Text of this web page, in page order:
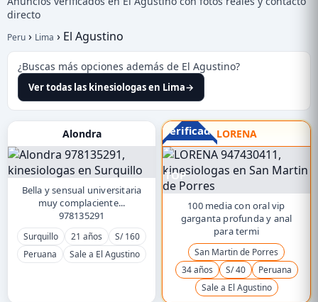
directo
Peru › Lima › El Agustino
¿Buscas más opciones además de El Agustino?
Ver todas las kinesiologas en Lima→
Alondra
Bella y sensual universitaria
muy complaciente...
978135291
Surquillo 21 años
S/ 160
Peruana
Sale a El Agustino
Verificado LORENA
TOP
100 media con oral vip
garganta profunda y anal
para termi
San Martin de Porres
34 años
S/ 40
Peruana
Sale a El Agustino